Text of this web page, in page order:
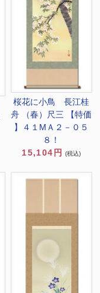
桜花に小鳥 長江桂
舟 （春）尺三 【特価
】４１MＡ２－０５
８！
15,104円
(税込)